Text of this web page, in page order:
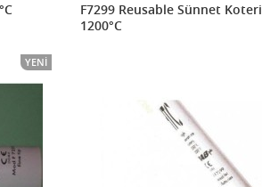
YENI
F7299 Reusable Sünnet Koteri
1200°C